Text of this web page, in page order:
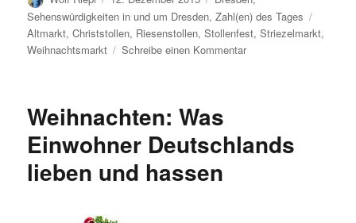
am
Sehenswürdigkeiten in und um Dresden,Zahl(en) des Tages
Altmarkt,Christstollen, Riesenstollen,Stollenfest,Striezelmarkt,
Weihnachtsmarkt
Schreibe einen Kommentarzu
Striezelmarkt
Weihnachten: Was
Einwohner Deutschlands
lieben und hassen